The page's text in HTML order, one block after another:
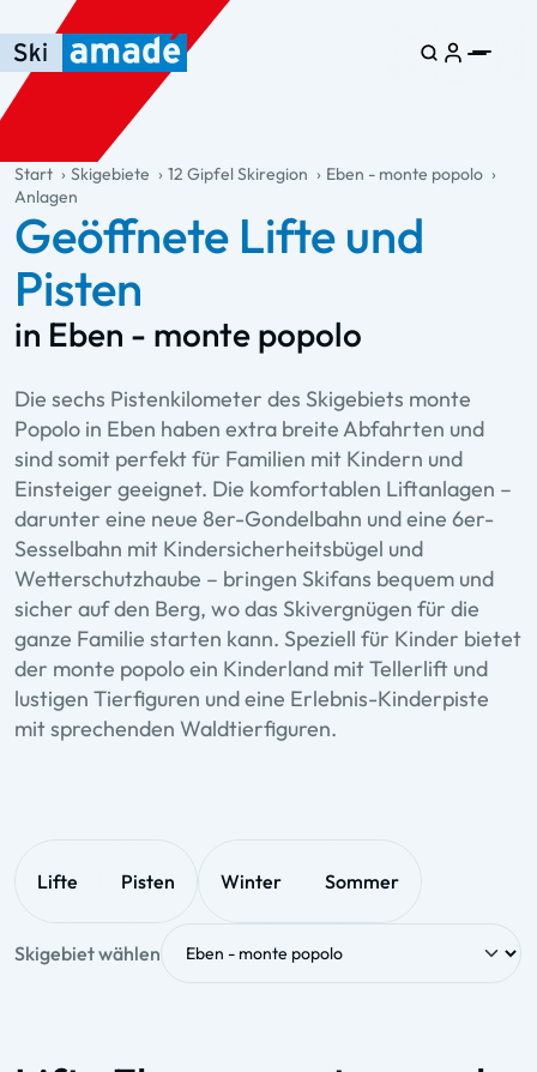
Zum Haupt-Inhalt springen
Springe zur Tabelle
Zur Haupt-Navigation springen
general.table-of-content
Start Skigebiete 12 Gipfel Skiregion
Eben - monte popolo
Anlagen
Geöffnete Lifte und
Pisten
in Eben - monte popolo
Die sechs Pistenkilometer des Skigebiets monte
Popolo in Eben haben extra breite Abfahrten und
sind somit perfekt für Familien mit Kindern und
Einsteiger geeignet. Die komfortablen Liftanlagen –
darunter eine neue 8er-Gondelbahn und eine 6er-
Sesselbahn mit Kindersicherheitsbügel und
Wetterschutzhaube – bringen Skifans bequem und
sicher auf den Berg, wo das Skivergnügen für die
ganze Familie starten kann. Speziell für Kinder bietet
der monte popolo ein Kinderland mit Tellerlift und
lustigen Tierfiguren und eine Erlebnis-Kinderpiste
mit sprechenden Waldtierfiguren.
Lifte Pisten Winter Sommer
Skigebiet wählen